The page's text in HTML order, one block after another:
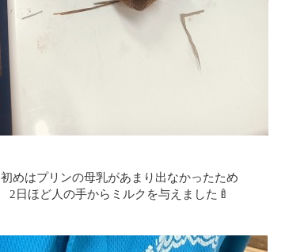
初めはプリンの母乳があまり出なかったため
2日ほど人の手からミルクを与えました🍼